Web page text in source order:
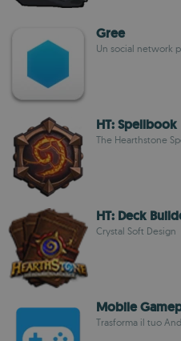
Gree
Un social network
HT: Spellbook
The Hearthstone
HT: Deck
Crystal Soft Design
Mobile
Trasforma il tuo